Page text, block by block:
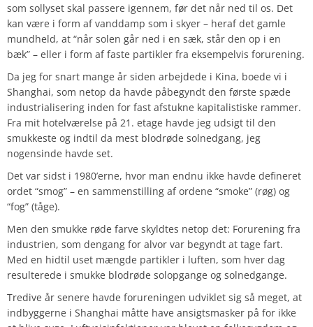
som sollyset skal passere igennem, før det når ned til os. Det
kan være i form af vanddamp som i skyer – heraf det gamle
mundheld, at “når solen går ned i en sæk, står den op i en
bæk” – eller i form af faste partikler fra eksempelvis forurening.
Da jeg for snart mange år siden arbejdede i Kina, boede vi i
Shanghai, som netop da havde påbegyndt den første spæde
industrialisering inden for fast afstukne kapitalistiske rammer.
Fra mit hotelværelse på 21. etage havde jeg udsigt til den
smukkeste og indtil da mest blodrøde solnedgang, jeg
nogensinde havde set.
Det var sidst i 1980’erne, hvor man endnu ikke havde defineret
ordet “smog” – en sammenstilling af ordene “smoke” (røg) og
“fog” (tåge).
Men den smukke røde farve skyldtes netop det: Forurening fra
industrien, som dengang for alvor var begyndt at tage fart.
Med en hidtil uset mængde partikler i luften, som hver dag
resulterede i smukke blodrøde solopgange og solnedgange.
Tredive år senere havde forureningen udviklet sig så meget, at
indbyggerne i Shanghai måtte have ansigtsmasker på for ikke